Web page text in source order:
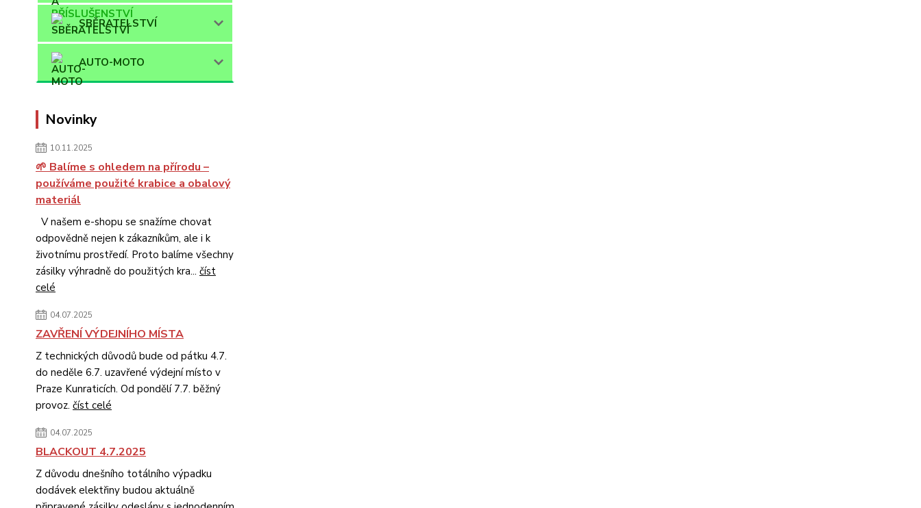
SBĚRATELSTVÍ
AUTO-MOTO
Novinky
10.11.2025
🌱 Balíme s ohledem na přírodu –
používáme použité krabice a obalový
materiál
V našem e-shopu se snažíme chovat
odpovědně nejen k zákazníkům, ale i k
životnímu prostředí. Proto balíme všechny
zásilky výhradně do použitých kra... číst
celé
04.07.2025
ZAVŘENÍ VÝDEJNÍHO MÍSTA
Z technických důvodů bude od pátku 4.7.
do neděle 6.7. uzavřené výdejní místo v
Praze Kunraticích. Od pondělí 7.7. běžný
provoz. číst celé
04.07.2025
BLACKOUT 4.7.2025
Z důvodu dnešního totálního výpadku
dodávek elektřiny budou aktuálně